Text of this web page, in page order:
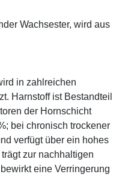
Wachsester, wird aus
in zahlreichen
Harnstoff ist Bestandteil
der Hornschicht
bei chronisch trockener
verfügt über ein hohes
zur nachhaltigen
eine Verringerung